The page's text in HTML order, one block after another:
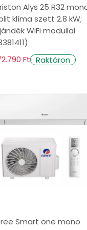
és
zóna
a zónás
a
és
Alys 25 R32
klíma szett 2.8 kW;
WiFi modullal
Ft Raktáron
Smart one mono